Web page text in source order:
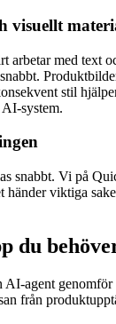
visuellt
arbetar med text
stil
system.
snabbt. Vi på
händer viktiga
du
AI-agent genomför
från